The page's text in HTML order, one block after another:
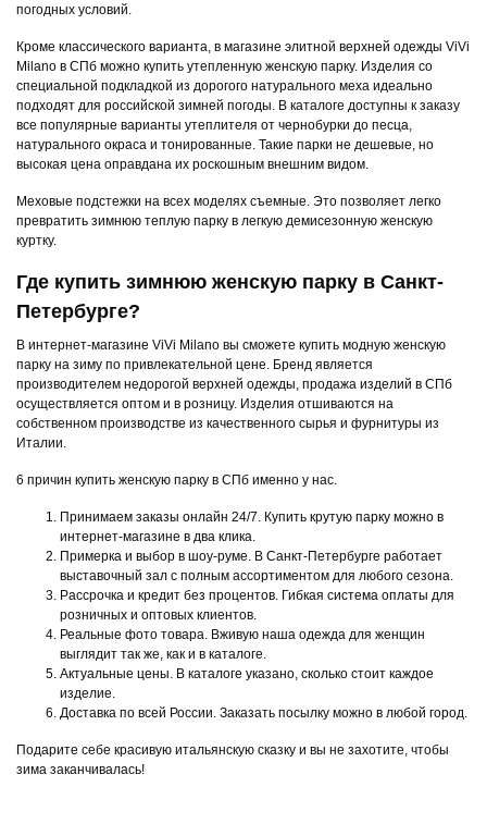
погодных условий.
Кроме классического варианта, в магазине элитной верхней одежды ViVi
Milano в СПб можно купить утепленную женскую парку. Изделия со
специальной подкладкой из дорогого натурального меха идеально
подходят для российской зимней погоды. В каталоге доступны к заказу
все популярные варианты утеплителя от чернобурки до песца,
натурального окраса и тонированные. Такие парки не дешевые, но
высокая цена оправдана их роскошным внешним видом.
Меховые подстежки на всех моделях съемные. Это позволяет легко
превратить зимнюю теплую парку в легкую демисезонную женскую
куртку.
Где купить зимнюю женскую парку в Санкт-
Петербурге?
В интернет-магазине ViVi Milano вы сможете купить модную женскую
парку на зиму по привлекательной цене. Бренд является
производителем недорогой верхней одежды, продажа изделий в СПб
осуществляется оптом и в розницу. Изделия отшиваются на
собственном производстве из качественного сырья и фурнитуры из
Италии.
6 причин купить женскую парку в СПб именно у нас.
Принимаем заказы онлайн 24/7. Купить крутую парку можно в
интернет-магазине в два клика.
Примерка и выбор в шоу-руме. В Санкт-Петербурге работает
выставочный зал с полным ассортиментом для любого сезона.
Рассрочка и кредит без процентов. Гибкая система оплаты для
розничных и оптовых клиентов.
Реальные фото товара. Вживую наша одежда для женщин
выглядит так же, как и в каталоге.
Актуальные цены. В каталоге указано, сколько стоит каждое
изделие.
Доставка по всей России. Заказать посылку можно в любой город.
Подарите себе красивую итальянскую сказку и вы не захотите, чтобы
зима заканчивалась!